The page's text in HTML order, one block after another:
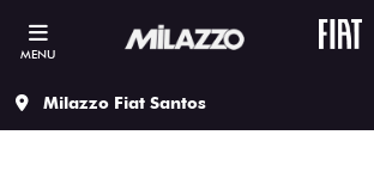
MENU
Milazzo Fiat Santos